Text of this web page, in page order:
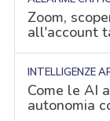
Zoom,
all'account
INTELLIGENZE
Come le AI
autonomia